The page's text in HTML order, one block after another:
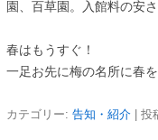
園、百草園。入館料の安
春はもうすぐ！
一足お先に梅の名所に春
カテゴリー: 告知・紹介 | 投